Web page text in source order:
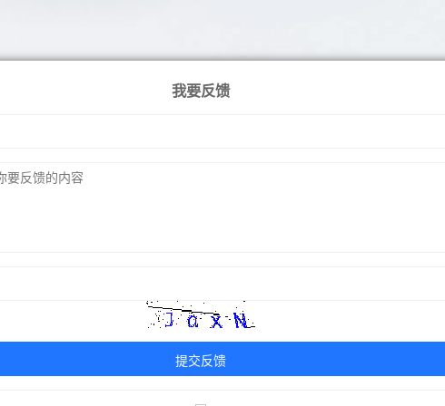
我要反馈
提交反馈